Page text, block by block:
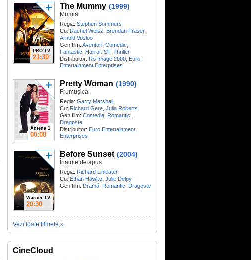
PRO TV
21:30
The Mummy (1999)
Mumia
Regia: Stephen Sommers
Cu: Rachel Weisz Brendan Fraser,
Arnold Vosloo
Gen film: Aventuri Comedie
Fantastic, Horror, SF, Thriller
Distribuitor: Ro Image 2000 Euro
Entertainment Enterprises
Antena 1
00:00
Pretty Woman (1990)
Frumușica
Regia: Garry Marshall
Cu: Richard Gere Julia Roberts
Gen film: Comedie Romantic
Dragoste
Distribuitor: Euro Entertainment
Enterprises
Warner TV
20:30
Before Sunset (2004)
Înainte de apus
Regia: Richard Linklater
Cu: Ethan Hawke Julie Delpy
Gen film: Dramă Romantic Dragoste
Vezi toate filmele »
CineCloud